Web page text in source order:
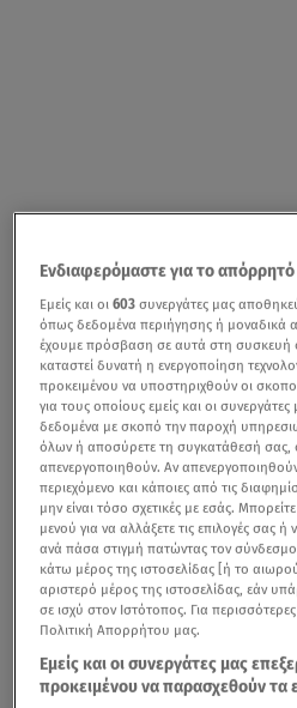
Ενδιαφερόμαστε για το
Εμείς και οι603 συνεργάτες μας
όπως δεδομένα περιήγησης ή μοναδικά
έχουμε πρόσβαση σε αυτά στη συσκευή
καταστεί δυνατή η ενεργοποίηση
προκειμένου να υποστηριχθούν οι
για τους οποίους εμείς και οι
δεδομένα με σκοπό την παροχή
όλων ή αποσύρετε τη συγκατάθεσή σας,
απενεργοποιηθούν. Αν απενεργοποιηθούν
περιεχόμενο και κάποιες από τις
μην είναι τόσο σχετικές με εσάς.
μενού για να αλλάξετε τις επιλογές σας
ανά πάσα στιγμή πατώντας τον
κάτω μέρος της ιστοσελίδας [ή το
αριστερό μέρος της ιστοσελίδας, εάν
σε ισχύ στον Ιστότοπος. Για
Πολιτική Απορρήτου μας.
Εμείς και οι συνεργάτες μας
προκειμένου να παρασχεθούν τα